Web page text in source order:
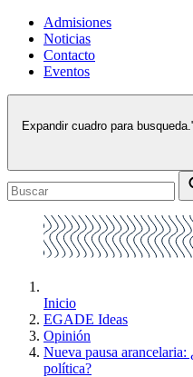
Admisiones
Noticias
Contacto
Eventos
Expandir cuadro para
Inicio
EGADE Ideas
Opinión
Nueva pausa
política?